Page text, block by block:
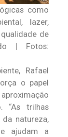
como
lazer,
de
| Fotos:
Rafael
o papel
“As trilhas
natureza,
e ajudam a